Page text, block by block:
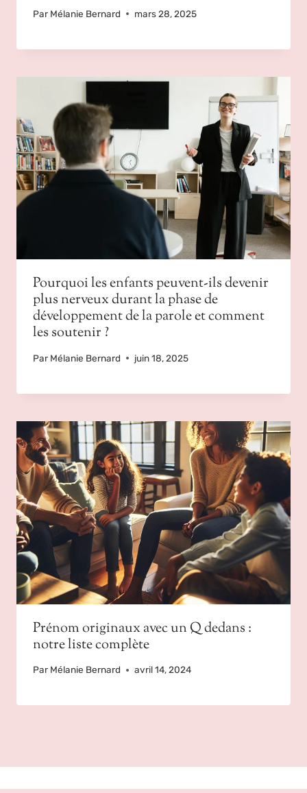
Par Mélanie Bernard mars 28, 2025
Pourquoi les enfants peuvent-ils devenir
plus nerveux durant la phase de
développement de la parole et comment
les soutenir ?
Par Mélanie Bernard juin 18, 2025
Prénom originaux avec un Q dedans :
notre liste complète
Par Mélanie Bernard avril 14, 2024